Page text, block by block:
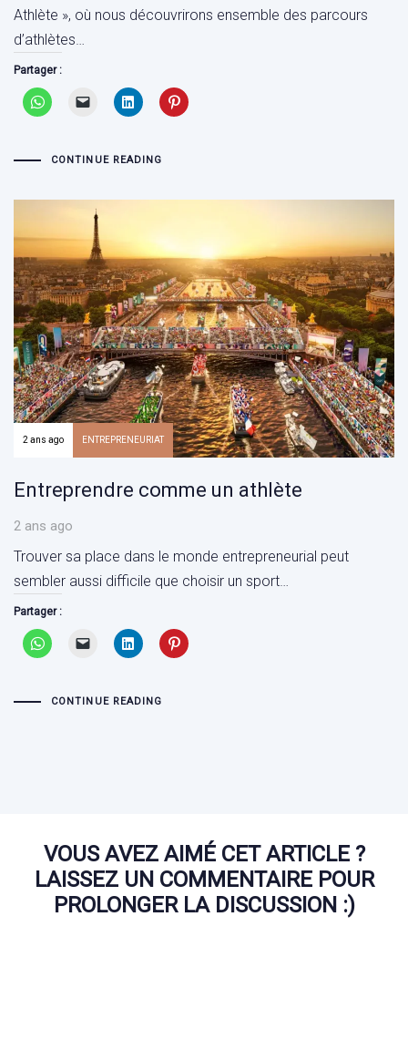
Athlète », où nous découvrirons ensemble des parcours
d’athlètes…
Partager :
CONTINUE READING
2 ans ago ENTREPRENEURIAT
Entreprendre comme un athlète
2 ans ago
Trouver sa place dans le monde entrepreneurial peut
sembler aussi difficile que choisir un sport…
Partager :
CONTINUE READING
VOUS AVEZ AIMÉ CET ARTICLE ?
LAISSEZ UN COMMENTAIRE POUR
PROLONGER LA DISCUSSION :)